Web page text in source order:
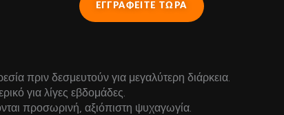
ΕΓΓΡΑΦΕΙΤΕ ΤΩΡΑ
πριν δεσμευτούν για μεγαλύτερη διάρκεια.
για λίγες εβδομάδες.
προσωρινή, αξιόπιστη ψυχαγωγία.